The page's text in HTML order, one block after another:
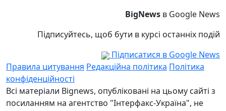
BigNews в Google News
Підписуйтесь, щоб бути в курсі останніх подій
Підписатися в Google News
Правила цитування Редакційна політика Політика
конфіденційності
Всі матеріали Bignews, опубліковані на цьому сайті з
посиланням на агентство "Інтерфакс-Україна", не